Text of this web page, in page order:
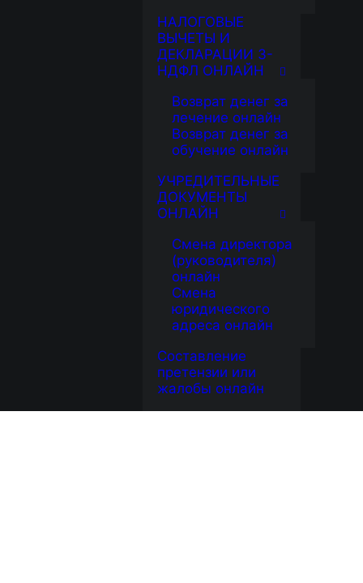
НАЛОГОВЫЕ
ВЫЧЕТЫ И
ДЕКЛАРАЦИИ 3-
НДФЛ ОНЛАЙН
Возврат денег за
лечение онлайн
Возврат денег за
обучение онлайн
УЧРЕДИТЕЛЬНЫЕ
ДОКУМЕНТЫ
ОНЛАЙН
Смена директора
(руководителя)
онлайн
Смена
юридического
адреса онлайн
Составление
претензии или
жалобы онлайн